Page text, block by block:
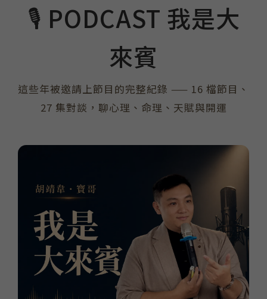
🎙️ PODCAST 我是大
來賓
這些年被邀請上節目的完整紀錄 —— 16 檔節目、
27 集對談，聊心理、命理、天賦與開運